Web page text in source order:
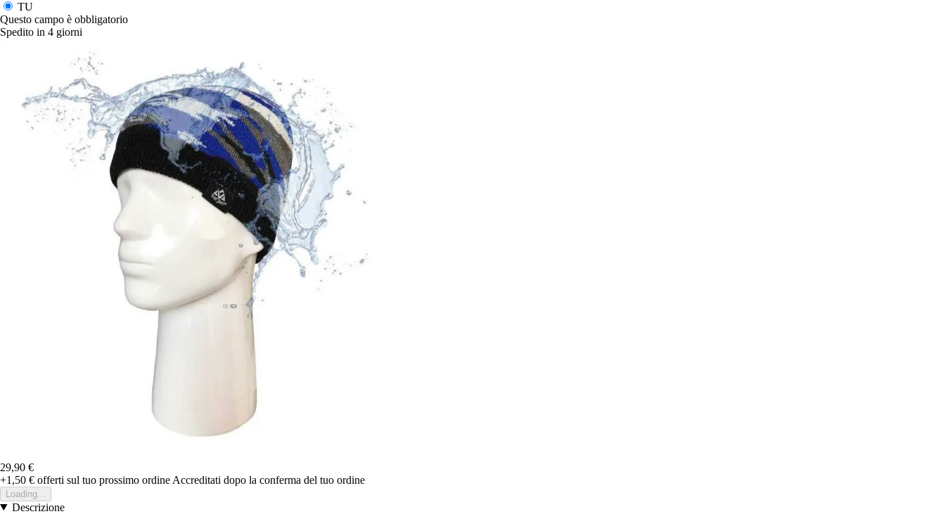
TU
Questo campo è obbligatorio
Spedito in 4 giorni
29,90 €
+1,50 € offerti sul tuo prossimo ordine Accreditati dopo la conferma del tuo ordine
Loading...
Descrizione